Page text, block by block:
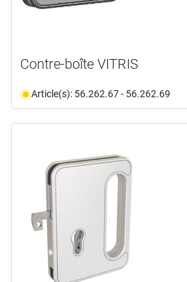
Contre-boîte VITRIS
Article(s): 56.262.67 - 56.262.69